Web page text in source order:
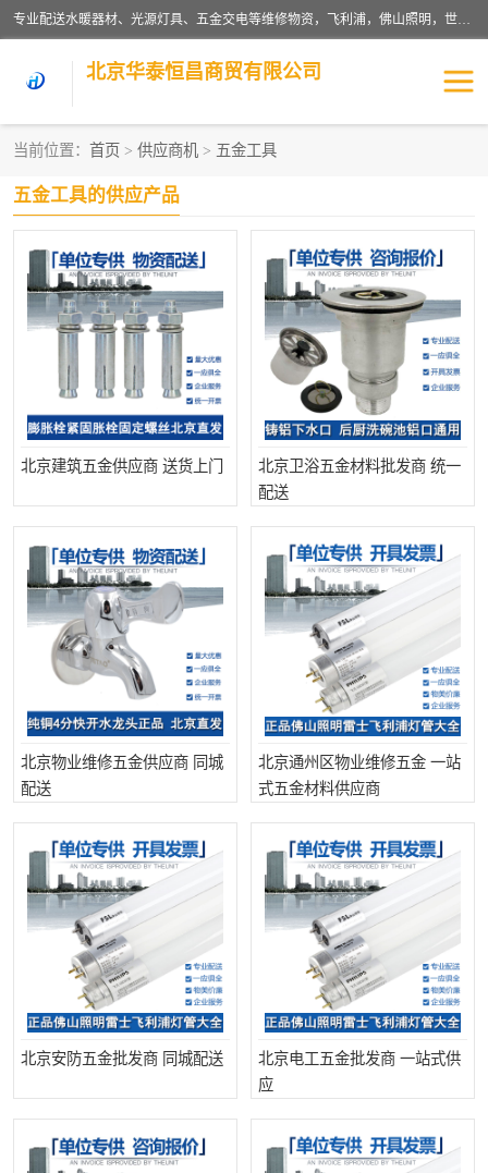
专业配送水暖器材、光源灯具、五金交电等维修物资，飞利浦，佛山照明，世达，博世，九牧，特陶等各产品涉及国内外知名品牌。公司专注与物业、学校、酒店、工厂等单位合作，提供一站式配送服务，降低客户综合成本。依托电子商务改变传统模式，以专业的团队为客户提供24H物资配送到达，货到月结、统一开票，便捷退换等服务，提高了企业的运营效率。
北京华泰恒昌商贸有限公司
当前位置： 首页 > 供应商机 > 五金工具
五金工具的供应产品
北京建筑五金供应商 送货上门
北京卫浴五金材料批发商 统一
配送
北京物业维修五金供应商 同城
配送
北京通州区物业维修五金 一站
式五金材料供应商
北京安防五金批发商 同城配送
北京电工五金批发商 一站式供
应
水暖阀门